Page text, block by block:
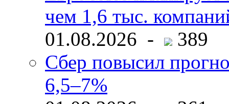
чем 1,6 тыс.
01.08.2026 -
389
Сбер повысил
6,5–7%